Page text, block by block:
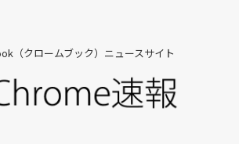
（クロームブック）ニュースサイト